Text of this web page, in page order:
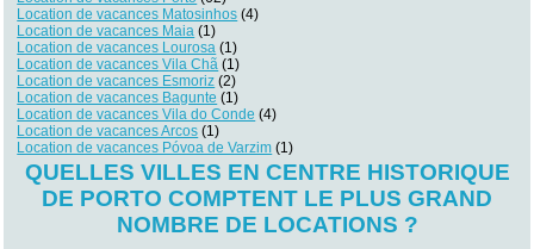
Location de vacances Matosinhos (4)
Location de vacances Maia (1)
Location de vacances Lourosa (1)
Location de vacances Vila Chã (1)
Location de vacances Esmoriz (2)
Location de vacances Bagunte (1)
Location de vacances Vila do Conde (4)
Location de vacances Arcos (1)
Location de vacances Póvoa de Varzim (1)
QUELLES VILLES EN CENTRE HISTORIQUE
DE PORTO COMPTENT LE PLUS GRAND
NOMBRE DE LOCATIONS ?